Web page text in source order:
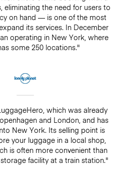
the need for users to
on hand — is one of the most
its services. In December
operating in New York, where
some 250 locations."
which was already
and London, and has
New York. Its selling point is
your luggage in a local shop,
is often more convenient than
facility at a train station."